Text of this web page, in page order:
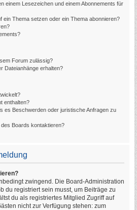
einem Lesezeichen und einem Abonnements für
ein Thema setzen oder ein Thema abonnieren?
Forum zulässig?
Dateianhänge erhalten?
enthalten?
es Beschwerden oder juristische Anfragen zu
Boards kontaktieren?
zwingend. Die Board-Administration
du registriert sein musst, um Beiträge zu
du als registriertes Mitglied Zugriff auf
nicht zur Verfügung stehen: zum